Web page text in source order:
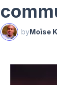
byMoïse